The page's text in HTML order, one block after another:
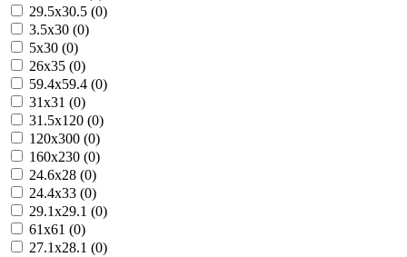
29.5x30.5 (0)
3.5x30 (0)
5x30 (0)
26x35 (0)
59.4x59.4 (0)
31x31 (0)
31.5x120 (0)
120x300 (0)
160x230 (0)
24.6x28 (0)
24.4x33 (0)
29.1x29.1 (0)
61x61 (0)
27.1x28.1 (0)